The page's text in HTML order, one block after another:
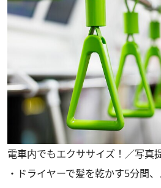
電車内でもエクササイズ！／写
・ドライヤーで髪を乾かす5分間